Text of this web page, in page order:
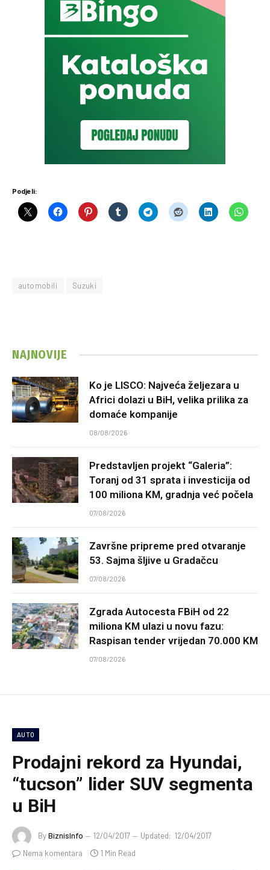
Podjeli:
automobili Suzuki
NAJNOVIJE
Ko je LISCO: Najveća željezara u
Africi dolazi u BiH, velika prilika za
domaće kompanije
08/08/2026
Predstavljen projekt “Galeria”:
Toranj od 31 sprata i investicija od
100 miliona KM, gradnja već počela
07/08/2026
Završne pripreme pred otvaranje
53. Sajma šljive u Gradačcu
07/08/2026
Zgrada Autocesta FBiH od 22
miliona KM ulazi u novu fazu:
Raspisan tender vrijedan 70.000 KM
07/08/2026
AUTO
Prodajni rekord za Hyundai,
“tucson” lider SUV segmenta
u BiH
ByBiznisInfo 12/04/2017 Updated: 12/04/2017
Nema komentara
1 Min Read